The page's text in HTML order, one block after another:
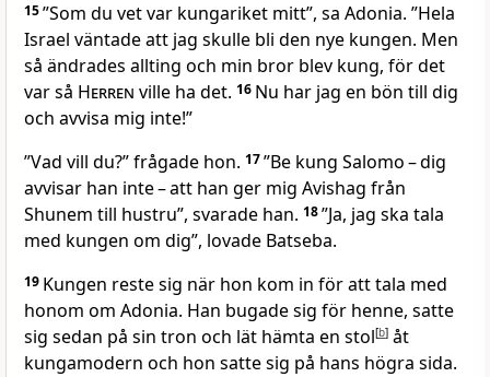
15”Som du vet var kungariket mitt”, sa Adonia. ”Hela
Israel väntade att jag skulle bli den nye kungen. Men
så ändrades allting och min bror blev kung, för det
var så Herren ville ha det. 16 Nu har jag en bön till dig
och avvisa mig inte!”
”Vad vill du?” frågade hon. 17”Be kung Salomo – dig
avvisar han inte – att han ger mig Avishag från
Shunem till hustru”, svarade han. 18”Ja, jag ska tala
med kungen om dig”, lovade Batseba.
19 Kungen reste sig när hon kom in för att tala med
honom om Adonia. Han bugade sig för henne, satte
sig sedan på sin tron och lät hämta en stol[b] åt
kungamodern och hon satte sig på hans högra sida.